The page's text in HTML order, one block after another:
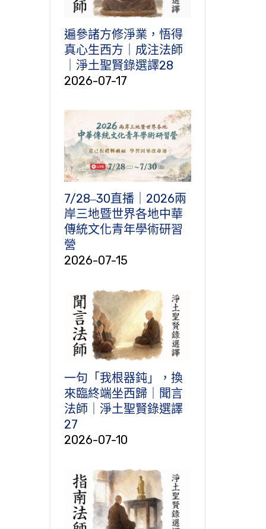
遍參諸方修淨業，悟得
真心生西方｜成注法師
｜淨土聖賢錄選譯28
2026-07-17
7/28‒30直播｜2026兩
岸三地暨世界各地中華
傳統文化青年學術研習
營
2026-07-15
一句「我根器鈍」，換
來臨終端坐西歸｜聞言
法師｜淨土聖賢錄選譯
27
2026-07-10